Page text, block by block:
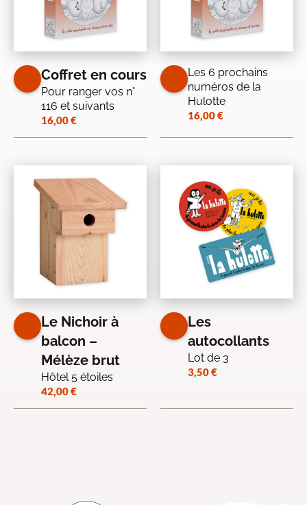
Coffret en cours
Pour ranger vos n°
116 et suivants
16,00€
Les 6 prochains
numéros de la
Hulotte
16,00€
Le Nichoir à
balcon –
Mélèze brut
Hôtel 5 étoiles
42,00€
Les
autocollants
Lot de 3
3,50€